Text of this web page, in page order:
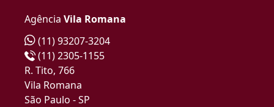
Agência Vila Romana
(11) 93207-3204
(11) 2305-1155
R. Tito, 766
Vila Romana
São Paulo - SP